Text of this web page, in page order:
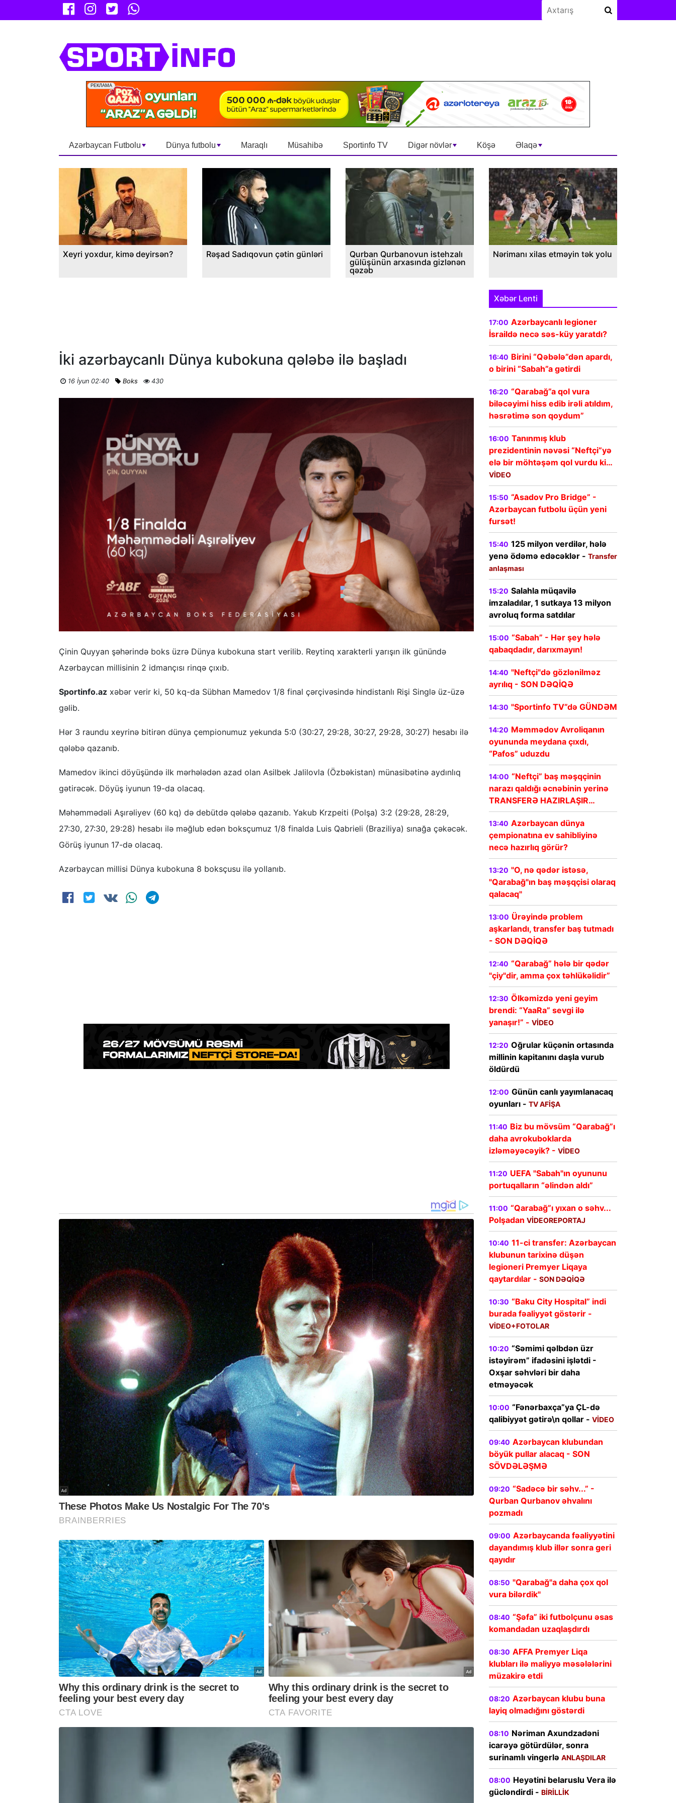
Azərbaycan Futbolu Dünya futbolu Maraqlı Müsahibə Sportinfo TV Digər növlər Köşə Əlaqə
Xeyri yoxdur, kimə deyirsən? Rəşad Sadıqovun çətin günləri
Qurban Qurbanovun istehzalı
gülüşünün arxasında gizlənən
qəzəb
Nərimanı xilas etməyin tək yolu
İki azərbaycanlı Dünya kubokuna qələbə ilə başladı
16 İyun 02:40 Boks 430
Çinin Quyyan şəhərində boks üzrə Dünya kubokuna start verilib. Reytinq xarakterli yarışın ilk günündə
Azərbaycan millisinin 2 idmançısı rinqə çıxıb.
Sportinfo.az xəbər verir ki, 50 kq-da Sübhan Mamedov 1/8 final çərçivəsində hindistanlı Rişi Singlə üz-üzə
gəlib.
Hər 3 raundu xeyrinə bitirən dünya çempionumuz yekunda 5:0 (30:27, 29:28, 30:27, 29:28, 30:27) hesabı ilə
qələbə qazanıb.
Mamedov ikinci döyüşündə ilk mərhələdən azad olan Asilbek Jalilovla (Özbəkistan) münasibətinə aydınlıq
gətirəcək. Döyüş iyunun 19-da olacaq.
Məhəmmədəli Aşırəliyev (60 kq) də debütdə qələbə qazanıb. Yakub Krzpeiti (Polşa) 3:2 (29:28, 28:29,
27:30, 27:30, 29:28) hesabı ilə məğlub edən boksçumuz 1/8 finalda Luis Qabrieli (Braziliya) sınağa çəkəcək.
Görüş iyunun 17-də olacaq.
Azərbaycan millisi Dünya kubokuna 8 boksçusu ilə yollanıb.
Xəbər Lenti
17:00 Azərbaycanlı legioner
İsraildə necə səs-küy yaratdı?
16:40 Birini “Qəbələ”dən apardı,
o birini “Sabah”a gətirdi
16:20 “Qarabağ”a qol vura
biləcəyimi hiss edib irəli atıldım,
həsrətimə son qoydum”
16:00 Tanınmış klub
prezidentinin nəvəsi “Neftçi”yə
elə bir möhtəşəm qol vurdu ki…
VİDEO
15:50 “Asadov Pro Bridge” -
Azərbaycan futbolu üçün yeni
fursət!
15:40 125 milyon verdilər, hələ
yenə ödəmə edəcəklər - Transfer
anlaşması
15:20 Salahla müqavilə
imzaladılar, 1 sutkaya 13 milyon
avroluq forma satdılar
15:00 “Sabah” - Hər şey hələ
qabaqdadır, darıxmayın!
14:40 "Neftçi"də gözlənilməz
ayrılıq - SON DƏQİQƏ
14:30 "Sportinfo TV”də GÜNDƏM
14:20 Məmmədov Avroliqanın
oyununda meydana çıxdı,
“Pafos” uduzdu
14:00 “Neftçi” baş məşqçinin
narazı qaldığı əcnəbinin yerinə
TRANSFERƏ HAZIRLAŞIR…
13:40 Azərbaycan dünya
çempionatına ev sahibliyinə
necə hazırlıq görür?
13:20 "O, nə qədər istəsə,
"Qarabağ"ın baş məşqçisi olaraq
qalacaq"
13:00 Ürəyində problem
aşkarlandı, transfer baş tutmadı
- SON DƏQİQƏ
12:40 “Qarabağ” hələ bir qədər
"çiy"dir, amma çox təhlükəlidir”
12:30 Ölkəmizdə yeni geyim
brendi: “YaaRa” sevgi ilə
yanaşır!” - VİDEO
12:20 Oğrular küçənin ortasında
millinin kapitanını daşla vurub
öldürdü
12:00 Günün canlı yayımlanacaq
oyunları - TV AFİŞA
11:40 Biz bu mövsüm “Qarabağ”ı
daha avrokuboklarda
izləməyəcəyik? - VİDEO
11:20 UEFA "Sabah"ın oyununu
portuqalların “əlindən aldı”
11:00 “Qarabağ”ı yıxan o səhv...
Polşadan VİDEOREPORTAJ
10:40 11-ci transfer: Azərbaycan
klubunun tarixinə düşən
legioneri Premyer Liqaya
qaytardılar - SON DƏQİQƏ
10:30 “Baku City Hospital” indi
burada fəaliyyət göstərir -
VİDEO+FOTOLAR
10:20 “Səmimi qəlbdən üzr
istəyirəm” ifadəsini işlətdi -
Oxşar səhvləri bir daha
etməyəcək
10:00 “Fənərbaxça”ya ÇL-də
qalibiyyət gətirə\n qollar - VİDEO
09:40 Azərbaycan klubundan
böyük pullar alacaq - SON
SÖVDƏLƏŞMƏ
09:20 “Sadəcə bir səhv...” -
Qurban Qurbanov əhvalını
pozmadı
09:00 Azərbaycanda fəaliyyətini
dayandımış klub illər sonra geri
qayıdır
08:50 "Qarabağ"a daha çox qol
vura bilərdik"
08:40 “Şəfa” iki futbolçunu əsas
komandadan uzaqlaşdırdı
08:30 AFFA Premyer Liqa
klubları ilə maliyyə məsələlərini
müzakirə etdi
08:20 Azərbaycan klubu buna
layiq olmadığını göstərdi
08:10 Nəriman Axundzadəni
icarəyə götürdülər, sonra
surinamlı vingerlə ANLAŞDILAR
08:00 Heyətini belaruslu Vera ilə
gücləndirdi - BİRİLLİK